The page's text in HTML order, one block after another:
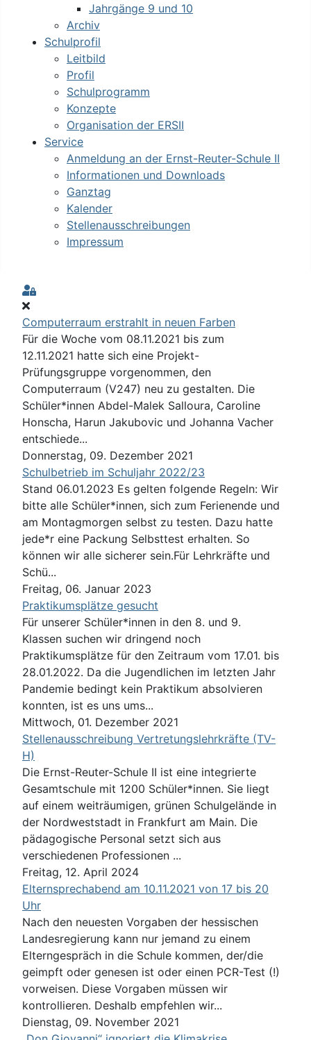
Jahrgänge 9 und 10
Archiv
Schulprofil
Leitbild
Profil
Schulprogramm
Konzepte
Organisation der ERSII
Service
Anmeldung an der Ernst-Reuter-Schule II
Informationen und Downloads
Ganztag
Kalender
Stellenausschreibungen
Impressum
Sign In
Computerraum erstrahlt in neuen Farben
Für die Woche vom 08.11.2021 bis zum
12.11.2021 hatte sich eine Projekt-
Prüfungsgruppe vorgenommen, den
Computerraum (V247) neu zu gestalten. Die
Schüler*innen Abdel-Malek Salloura, Caroline
Honscha, Harun Jakubovic und Johanna Vacher
entschiede...
Donnerstag, 09. Dezember 2021
Schulbetrieb im Schuljahr 2022/23
Stand 06.01.2023 Es gelten folgende Regeln: Wir
bitte alle Schüler*innen, sich zum Ferienende und
am Montagmorgen selbst zu testen. Dazu hatte
jede*r eine Packung Selbsttest erhalten. So
können wir alle sicherer sein.Für Lehrkräfte und
Schü...
Freitag, 06. Januar 2023
Praktikumsplätze gesucht
Für unserer Schüler*innen in den 8. und 9.
Klassen suchen wir dringend noch
Praktikumsplätze für den Zeitraum vom 17.01. bis
28.01.2022. Da die Jugendlichen im letzten Jahr
Pandemie bedingt kein Praktikum absolvieren
konnten, ist es uns ums...
Mittwoch, 01. Dezember 2021
Stellenausschreibung Vertretungslehrkräfte (TV-
H)
Die Ernst-Reuter-Schule II ist eine integrierte
Gesamtschule mit 1200 Schüler*innen. Sie liegt
auf einem weiträumigen, grünen Schulgelände in
der Nordweststadt in Frankfurt am Main. Die
pädagogische Personal setzt sich aus
verschiedenen Professionen ...
Freitag, 12. April 2024
Elternsprechabend am 10.11.2021 von 17 bis 20
Uhr
Nach den neuesten Vorgaben der hessischen
Landesregierung kann nur jemand zu einem
Elterngespräch in die Schule kommen, der/die
geimpft oder genesen ist oder einen PCR-Test (!)
vorweisen. Diese Vorgaben müssen wir
kontrollieren. Deshalb empfehlen wir...
Dienstag, 09. November 2021